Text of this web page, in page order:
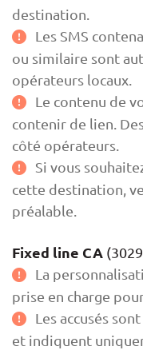
destination.
Les SMS
ou similaire sont
opérateurs locaux.
Le contenu de
contenir de lien.
côté opérateurs.
Si vous
cette destination,
préalable.
Fixed line CA
La
prise en charge
Les accusés
et indiquent